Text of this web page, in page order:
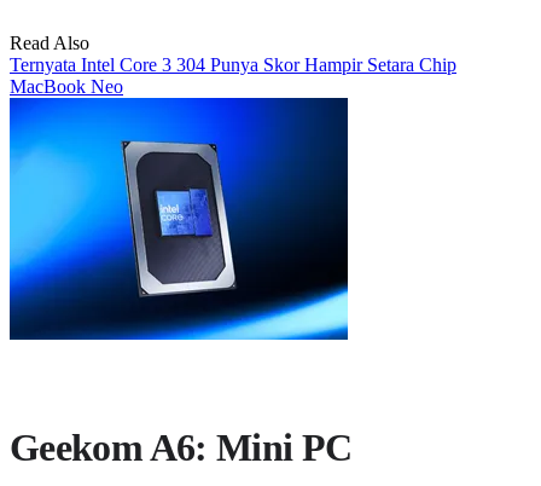
Read Also
Ternyata Intel Core 3 304 Punya Skor Hampir Setara Chip
MacBook Neo
Geekom A6: Mini PC